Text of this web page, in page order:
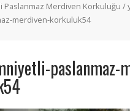
Paslanmaz Merdiven Korkuluğu /
merdiven-korkuluk54
paslanmaz-